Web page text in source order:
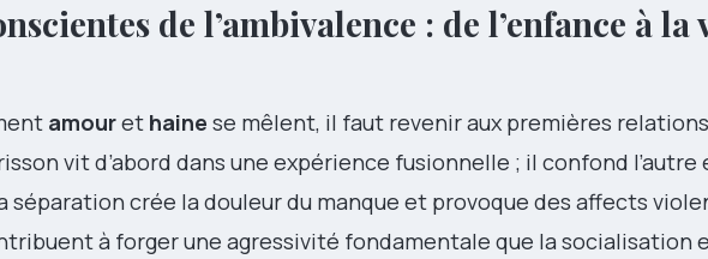
de l’ambivalence : de l’enfance à la
amouret haine se mêlent, il faut revenir aux premières relations
vit d’abord dans une expérience fusionnelle ; il confond l’autre
séparation crée la douleur du manque et provoque des affects
à forger une agressivité fondamentale que la socialisation